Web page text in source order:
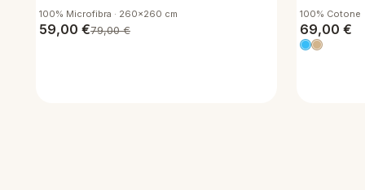
100% Microfibra · 260x260 cm
59,00 €79,00€
100% Cotone
69,00 €